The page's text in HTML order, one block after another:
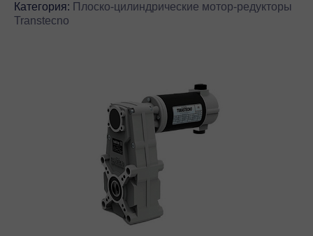
Категория: Плоско-цилиндрические мотор-редукторы
Transtecno